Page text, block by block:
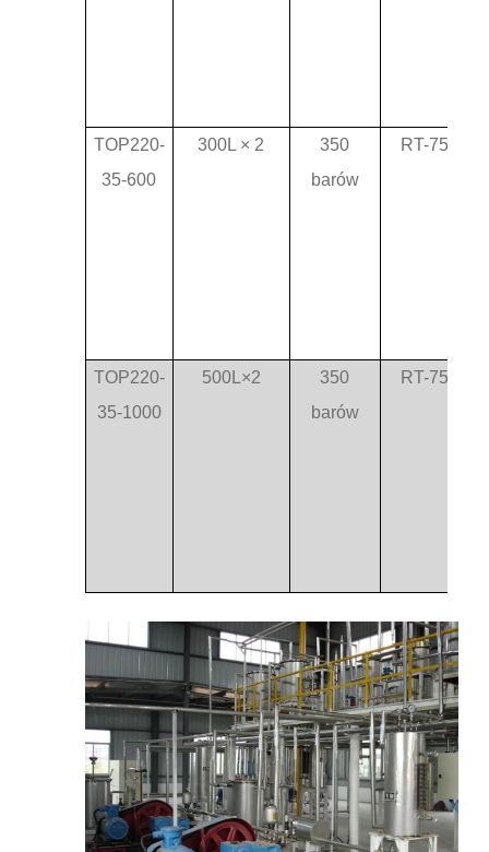
TOP220-
35-600
300L × 2
350
barów
RT-75°C
TOP220-
35-1000
500L×2
350
barów
RT-75°C